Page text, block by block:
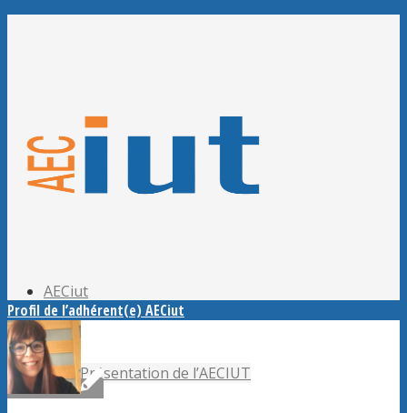
AECiut
Présentation de l’AECIUT
Profil de l’adhérent(e) AECiut